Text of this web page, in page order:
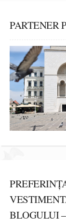
PARTENER
BLOGULUI